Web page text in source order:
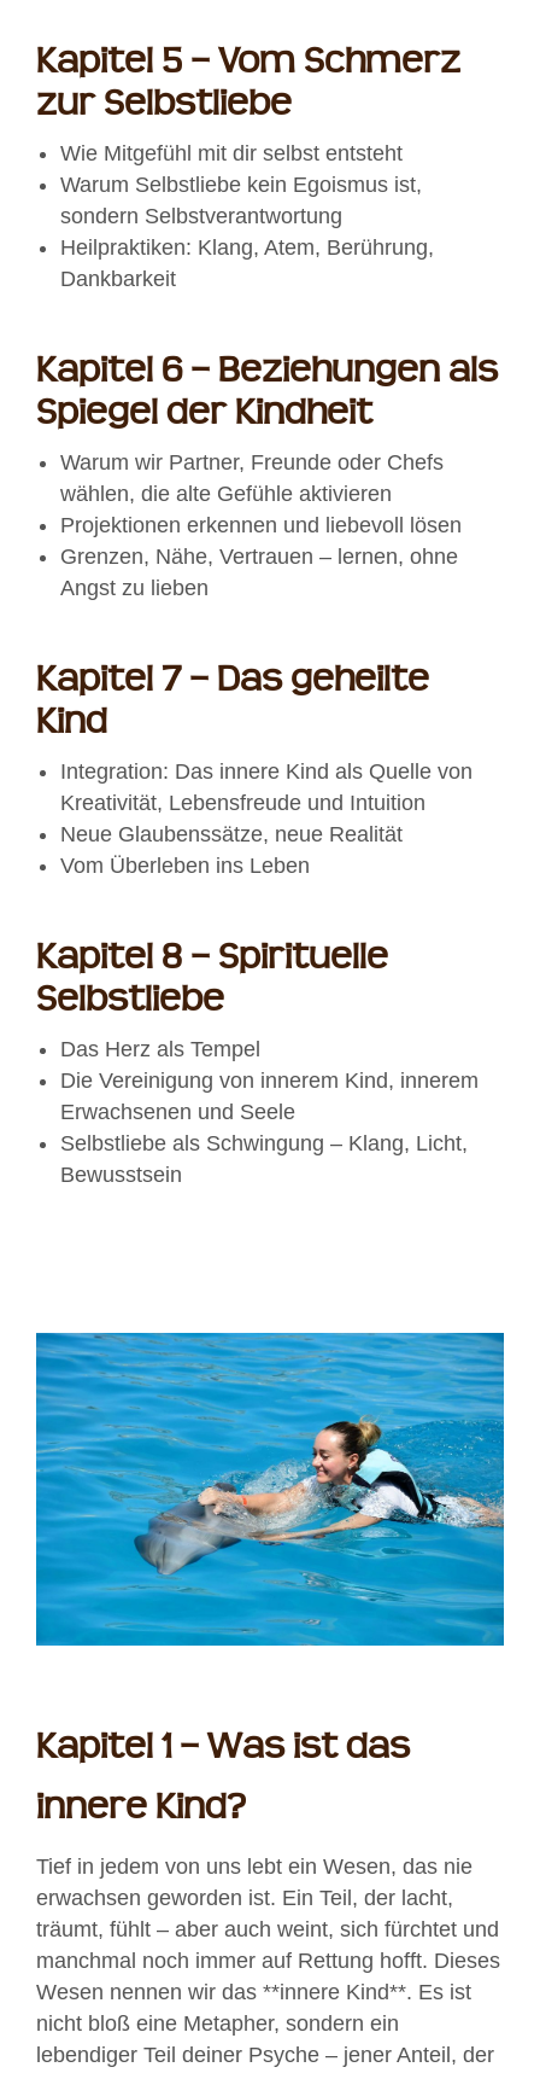
Kapitel 5 – Vom Schmerz
zur Selbstliebe
Wie Mitgefühl mit dir selbst entsteht
Warum Selbstliebe kein Egoismus ist,
sondern Selbstverantwortung
Heilpraktiken: Klang, Atem, Berührung,
Dankbarkeit
Kapitel 6 – Beziehungen als
Spiegel der Kindheit
Warum wir Partner, Freunde oder Chefs
wählen, die alte Gefühle aktivieren
Projektionen erkennen und liebevoll lösen
Grenzen, Nähe, Vertrauen – lernen, ohne
Angst zu lieben
Kapitel 7 – Das geheilte
Kind
Integration: Das innere Kind als Quelle von
Kreativität, Lebensfreude und Intuition
Neue Glaubenssätze, neue Realität
Vom Überleben ins Leben
Kapitel 8 – Spirituelle
Selbstliebe
Das Herz als Tempel
Die Vereinigung von innerem Kind, innerem
Erwachsenen und Seele
Selbstliebe als Schwingung – Klang, Licht,
Bewusstsein
Kapitel 1 – Was ist das
innere Kind?
Tief in jedem von uns lebt ein Wesen, das nie
erwachsen geworden ist. Ein Teil, der lacht,
träumt, fühlt – aber auch weint, sich fürchtet und
manchmal noch immer auf Rettung hofft. Dieses
Wesen nennen wir das **innere Kind**. Es ist
nicht bloß eine Metapher, sondern ein
lebendiger Teil deiner Psyche – jener Anteil, der